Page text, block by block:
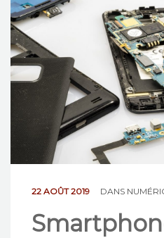
ACTUALITÉS
JURIDIQUE
LA CCA-GE
NOS ACTIONS
CONTACT
22 AOÛT 2019 DANS